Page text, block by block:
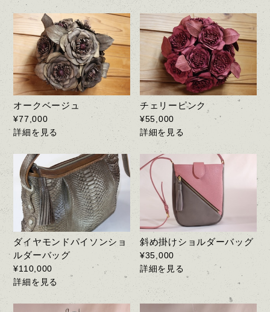
オークベージュ
¥77,000
詳細を見る
チェリーピンク
¥55,000
詳細を見る
ダイヤモンドパイソンショ
ルダーバッグ
¥110,000
詳細を見る
斜め掛けショルダーバッグ
¥35,000
詳細を見る